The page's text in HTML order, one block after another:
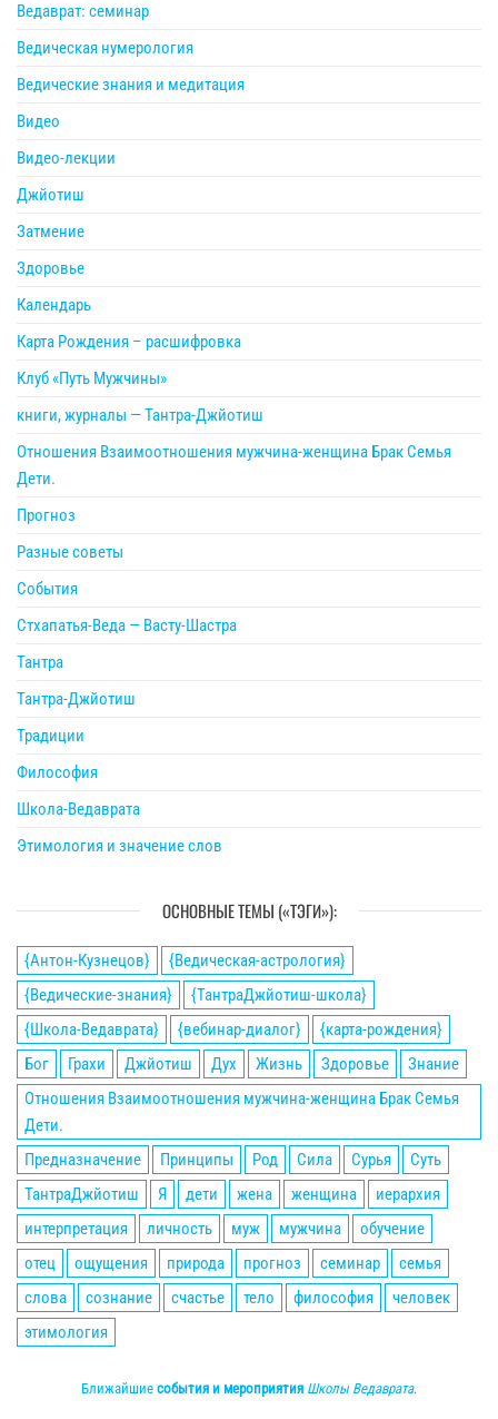
Ведаврат: семинар
Ведическая нумерология
Ведические знания и медитация
Видео
Видео-лекции
Джйотиш
Затмение
Здоровье
Календарь
Карта Рождения – расшифровка
Клуб «Путь Мужчины»
книги, журналы — Тантра-Джйотиш
Отношения Взаимоотношения мужчина-женщина Брак Семья
Дети.
Прогноз
Разные советы
События
Стхапатья-Веда — Васту-Шастра
Тантра
Тантра-Джйотиш
Традиции
Философия
Школа-Ведаврата
Этимология и значение слов
ОСНОВНЫЕ ТЕМЫ («ТЭГИ»):
{Антон-Кузнецов}
{Ведическая-астрология}
{Ведические-знания}
{ТантраДжйотиш-школа}
{Школа-Ведаврата}
{вебинар-диалог}
{карта-рождения}
Бог
Грахи Джйотиш Дух Жизнь Здоровье
Знание
Отношения Взаимоотношения мужчина-женщина Брак Семья
Дети.
Предназначение
Принципы Род Сила Сурья
Суть
ТантраДжйотиш
Я дети жена женщина
иерархия
интерпретация
личность муж мужчина
обучение
отец
ощущения природа прогноз семинар
семья
слова
сознание счастье тело философия
человек
этимология
Ближайшие события и мероприятия Школы Ведаврата.